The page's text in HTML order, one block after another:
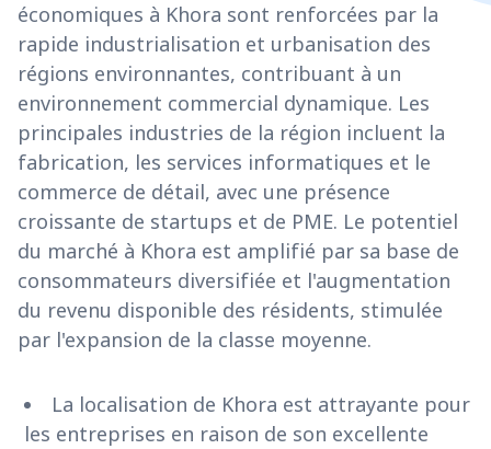
économiques à Khora sont renforcées par la
rapide industrialisation et urbanisation des
régions environnantes, contribuant à un
environnement commercial dynamique. Les
principales industries de la région incluent la
fabrication, les services informatiques et le
commerce de détail, avec une présence
croissante de startups et de PME. Le potentiel
du marché à Khora est amplifié par sa base de
consommateurs diversifiée et l'augmentation
du revenu disponible des résidents, stimulée
par l'expansion de la classe moyenne.
La localisation de Khora est attrayante pour
les entreprises en raison de son excellente